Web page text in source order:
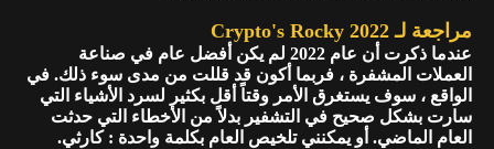
مراجعة لـ Crypto's Rocky 2022
عندما ذكرت أن عام 2022 لم يكن أفضل عام في صناعة
العملات المشفرة ، فربما أكون قد قللت من مدى سوء ذلك. في
الواقع ، سوف يستغرق الأمر وقتاً أقل بكثير لسرد الأشياء التي
سارت بشكل صحيح في التشفير بدلاً من الأخطاء التي حدثت
العام الماضي. أو يمكنني تلخيص العام بكلمة واحدة : كارثي.